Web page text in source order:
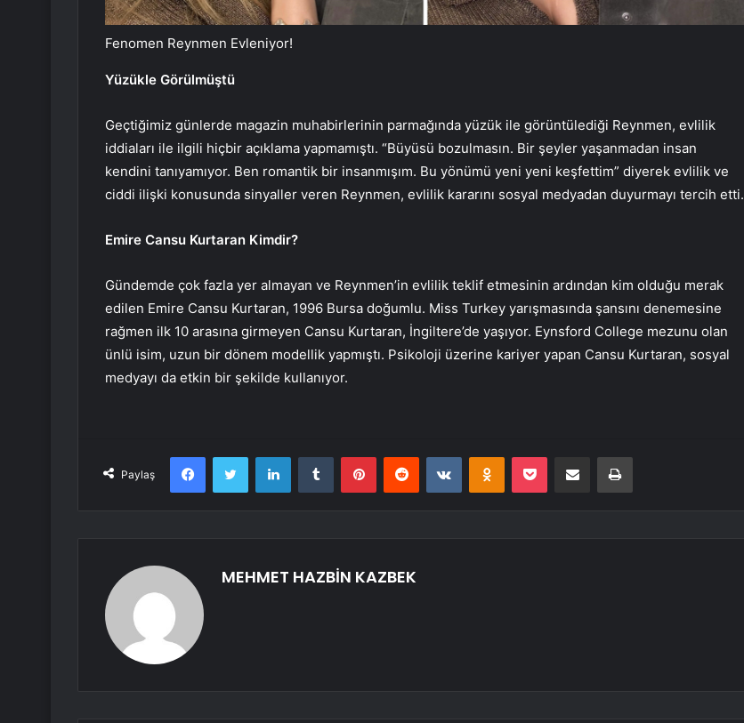
Fenomen Reynmen Evleniyor!
Yüzükle Görülmüştü
Geçtiğimiz günlerde magazin muhabirlerinin parmağında yüzük ile görüntülediği Reynmen, evlilik
iddiaları ile ilgili hiçbir açıklama yapmamıştı. “Büyüsü bozulmasın. Bir şeyler yaşanmadan insan
kendini tanıyamıyor. Ben romantik bir insanmışım. Bu yönümü yeni yeni keşfettim” diyerek evlilik ve
ciddi ilişki konusunda sinyaller veren Reynmen, evlilik kararını sosyal medyadan duyurmayı tercih etti.
Emire Cansu Kurtaran Kimdir?
Gündemde çok fazla yer almayan ve Reynmen’in evlilik teklif etmesinin ardından kim olduğu merak
edilen Emire Cansu Kurtaran, 1996 Bursa doğumlu. Miss Turkey yarışmasında şansını denemesine
rağmen ilk 10 arasına girmeyen Cansu Kurtaran, İngiltere’de yaşıyor. Eynsford College mezunu olan
ünlü isim, uzun bir dönem modellik yapmıştı. Psikoloji üzerine kariyer yapan Cansu Kurtaran, sosyal
medyayı da etkin bir şekilde kullanıyor.
Paylaş
FacebookTwitter LinkedInTumblr PinterestReddit VKontakteOdnoklassniki
Pocket E-Posta ile paylaş Yazdır
MEHMET HAZBİN KAZBEK